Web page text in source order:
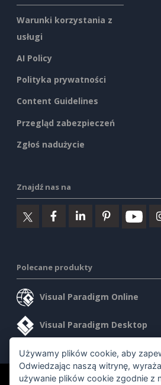
Warunki korzystania z
usługi
AI Policy
Polityka prywatności
Content Guidelines
Przegląd zabezpieczeń
Zgłoś nadużycie
Znajdź nas na
Polecane produkty
Visual Paradigm Online
Visual Paradigm Desktop
©2026 by Visual Paradigm. Wszelkie
Używamy plików cookie, aby
Odwiedzając naszą witrynę,
używanie plików cookie zgodnie z